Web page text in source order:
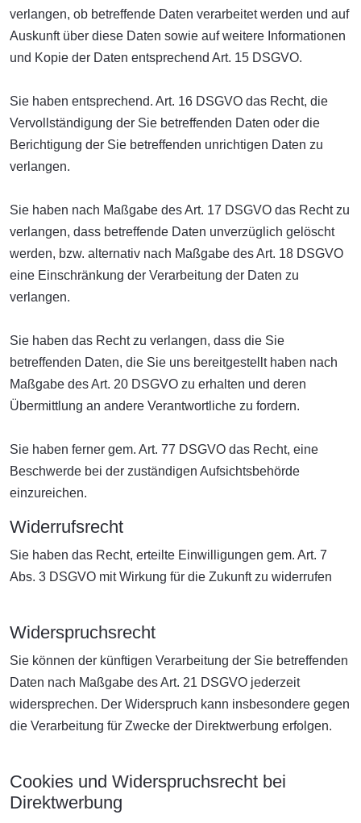
verlangen, ob betreffende Daten verarbeitet werden und auf
Auskunft über diese Daten sowie auf weitere Informationen
und Kopie der Daten entsprechend Art. 15 DSGVO.
Sie haben entsprechend. Art. 16 DSGVO das Recht, die
Vervollständigung der Sie betreffenden Daten oder die
Berichtigung der Sie betreffenden unrichtigen Daten zu
verlangen.
Sie haben nach Maßgabe des Art. 17 DSGVO das Recht zu
verlangen, dass betreffende Daten unverzüglich gelöscht
werden, bzw. alternativ nach Maßgabe des Art. 18 DSGVO
eine Einschränkung der Verarbeitung der Daten zu
verlangen.
Sie haben das Recht zu verlangen, dass die Sie
betreffenden Daten, die Sie uns bereitgestellt haben nach
Maßgabe des Art. 20 DSGVO zu erhalten und deren
Übermittlung an andere Verantwortliche zu fordern.
Sie haben ferner gem. Art. 77 DSGVO das Recht, eine
Beschwerde bei der zuständigen Aufsichtsbehörde
einzureichen.
Widerrufsrecht
Sie haben das Recht, erteilte Einwilligungen gem. Art. 7
Abs. 3 DSGVO mit Wirkung für die Zukunft zu widerrufen
Widerspruchsrecht
Sie können der künftigen Verarbeitung der Sie betreffenden
Daten nach Maßgabe des Art. 21 DSGVO jederzeit
widersprechen. Der Widerspruch kann insbesondere gegen
die Verarbeitung für Zwecke der Direktwerbung erfolgen.
Cookies und Widerspruchsrecht bei
Direktwerbung